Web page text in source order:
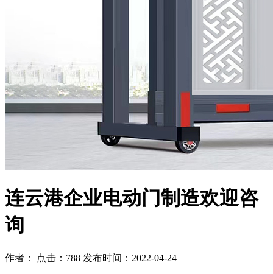
连云港企业电动门制造欢迎咨
询
作者： 点击：788 发布时间：2022-04-24